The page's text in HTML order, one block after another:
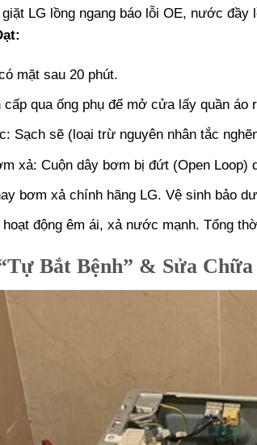
giặt LG lồng ngang báo lỗi OE, nước
mặt sau 20 phút.
qua ống phụ để mở cửa lấy quần áo
Sạch sẽ (loại trừ nguyên nhân tắc
xả: Cuộn dây bơm bị đứt (Open Loop)
bơm xả chính hãng LG. Vệ sinh bảo
hoạt động êm ái, xả nước mạnh. Tổng
Bắt Bệnh” & Sửa